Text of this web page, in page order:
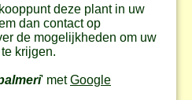
deze plant in uw
dan contact op
de mogelijkheden om uw
krijgen.
' metGoogle